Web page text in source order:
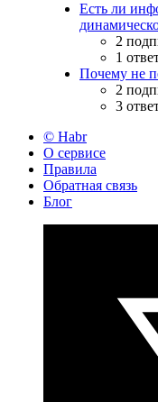
Есть ли
2
1
Почему не
2
3
© Habr
О сервисе
Правила
Обратная связь
Блог